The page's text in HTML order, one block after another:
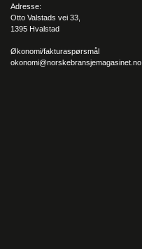
Adresse:
Otto Valstads vei 33,
1395 Hvalstad
Økonomi/fakturaspørsmål
okonomi@norskebransjemagasinet.no